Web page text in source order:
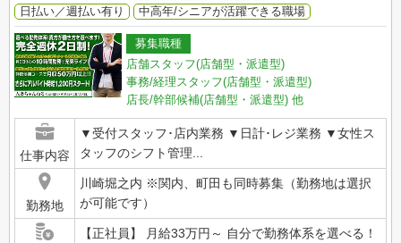
日払い／週払い有り
中高年/シニアが活躍できる職場
募集職種
店舗スタッフ(店舗型・派遣型)
事務/経理スタッフ(店舗型・派遣型)
店長/幹部候補(店舗型・派遣型) 他
仕事内容
▼受付スタッフ･店内業務 ▼日計･レジ業務 ▼女性ス
タッフのシフト管理...
勤務地
川崎堀之内 ※関内、町田も同時募集（勤務地は選択
が可能です）
【正社員】 月給33万円～ 自分で勤務体系を選べる！